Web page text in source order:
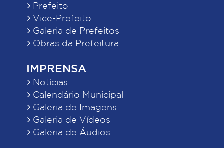
Prefeito
Vice-Prefeito
Galeria de Prefeitos
Obras da Prefeitura
IMPRENSA
Notícias
Calendário Municipal
Galeria de Imagens
Galeria de Vídeos
Galeria de Áudios